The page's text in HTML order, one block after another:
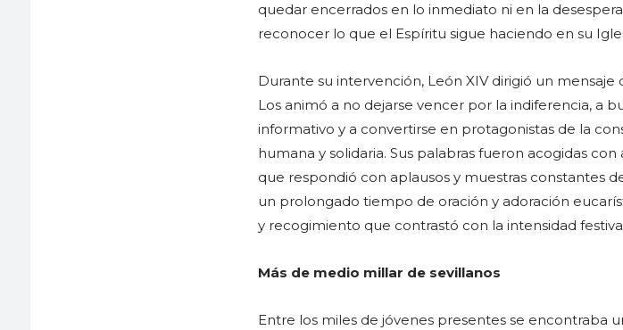
quedar encerrados en lo inmediato ni en la
reconocer lo que el Espíritu sigue haciendo en su
Durante su intervención, León XIV dirigió un mensaje
Los animó a no dejarse vencer por la indiferencia, a
informativo y a convertirse en protagonistas de la
humana y solidaria. Sus palabras fueron acogidas
que respondió con aplausos y muestras constantes
un prolongado tiempo de oración y adoración
y recogimiento que contrastó con la intensidad festiva
Más de medio millar de sevillanos
Entre los miles de jóvenes presentes se encontraba